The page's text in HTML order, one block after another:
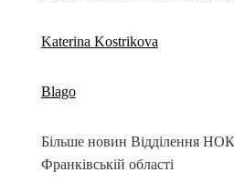
Katerina Kostrikova
Blago
Більше новин Відділення
Франківській області